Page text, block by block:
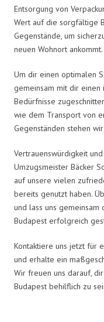
Entsorgung von
Wert auf die sorgfältige
Gegenstände, um
neuen Wohnort ankommt.
Um dir einen optimalen
gemeinsam mit dir
Bedürfnisse
wie dem Transport von
Gegenständen stehen
Vertrauenswürdigkeit
Umzugsmeister Bäcker
auf unsere vielen
bereits genutzt haben.
und lass uns gemeinsam
Budapest erfolgreich
Kontaktiere uns jetzt für
und erhalte ein
Wir freuen uns darauf,
Budapest behilflich zu